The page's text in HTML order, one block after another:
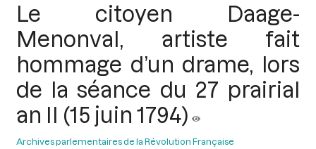
Le citoyen Daage-
Menonval, artiste fait
hommage d’un drame, lors
de la séance du 27 prairial
an II (15 juin 1794)
Archives parlementaires de la Révolution Française